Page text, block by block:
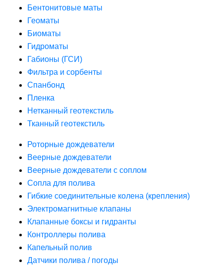
Бентонитовые маты
Геоматы
Биоматы
Гидроматы
Габионы (ГСИ)
Фильтра и сорбенты
Спанбонд
Пленка
Нетканный геотекстиль
Тканный геотекстиль
Роторные дождеватели
Веерные дождеватели
Веерные дождеватели с соплом
Сопла для полива
Гибкие соединительные колена (крепления)
Электромагнитные клапаны
Клапанные боксы и гидранты
Контроллеры полива
Капельный полив
Датчики полива / погоды